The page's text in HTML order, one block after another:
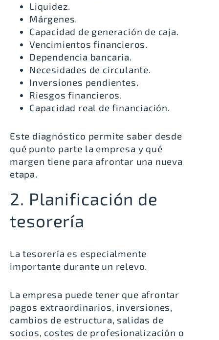
Liquidez.
Márgenes.
Capacidad de generación de caja.
Vencimientos financieros.
Dependencia bancaria.
Necesidades de circulante.
Inversiones pendientes.
Riesgos financieros.
Capacidad real de financiación.
Este diagnóstico permite saber desde
qué punto parte la empresa y qué
margen tiene para afrontar una nueva
etapa.
2. Planificación de
tesorería
La tesorería es especialmente
importante durante un relevo.
La empresa puede tener que afrontar
pagos extraordinarios, inversiones,
cambios de estructura, salidas de
socios, costes de profesionalización o